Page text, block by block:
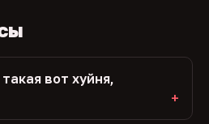
вот хуйня,